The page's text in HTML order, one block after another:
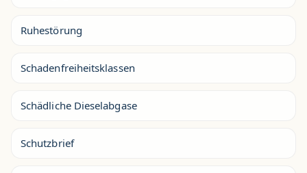
Ruhestörung
Schadenfreiheitsklassen
Schädliche Dieselabgase
Schutzbrief